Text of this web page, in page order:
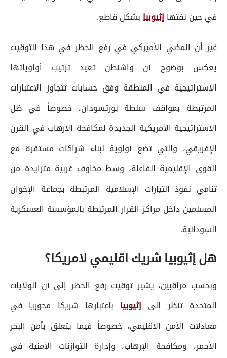
في حين نفتهاإثيوبيابشكل قاطع.
غير أن المضي الأميركي في رفع الحظر في هذا التوقيت
يعكس بوضوح أن واشنطن تعيد ترتيب أولوياتها
الاستراتيجية في المنطقة وفق حسابات تتجاوز الاعتبارات
المرتبطة بمواقف سلطة بورتسودان، خصوصاً في ظل
الاستراتيجية الأمريكية الجديدة لمكافحة الإرهاب في القرن
الإفريقي، والتي تضع أولوية لبناء شراكات مستقرة مع
القوى الإقليمية الفاعلة، وسط مخاوف غربية متزايدة من
تنامي نفوذ التيارات الإسلامية المرتبطة بجماعة الإخوان
المسلمين داخل مراكز القرار المرتبطة بالمؤسسة العسكرية
السودانية.
هل إثيوبيا شريك اقليمي لامريكا؟
وبحسب مراقبين، يشير توقيت رفع الحظر إلى أن الولايات
المتحدة تنظر إلى إثيوبياباعتبارها شريكا محوريا في
معادلات الأمن الإقليمي، خصوصاً فيما يتعلق بأمن البحر
الأحمر، ومكافحة الإرهاب، وإدارة التوازنات الأمنية في